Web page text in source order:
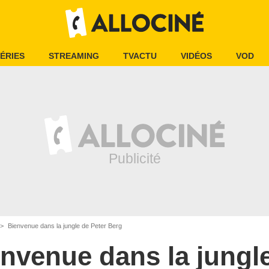
STREAMING TVACTU VIDÉOS VOD
Bienvenue dans la jungle de Peter Berg
dans la